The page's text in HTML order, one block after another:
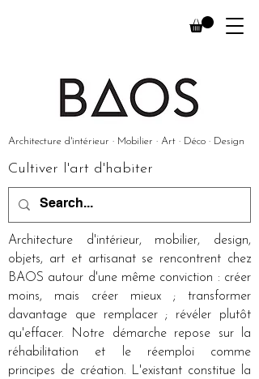
Cultiver l'art d'habiter
Architecture d'intérieur · Mobilier · Art · Déco · Design
Architecture d'intérieur, mobilier, design,
objets, art et artisanat se rencontrent chez
BAOS autour d'une même conviction : créer
moins, mais créer mieux ; transformer
davantage que remplacer ; révéler plutôt
qu'effacer. Notre démarche repose sur la
réhabilitation et le réemploi comme
principes de création. L'existant constitue la